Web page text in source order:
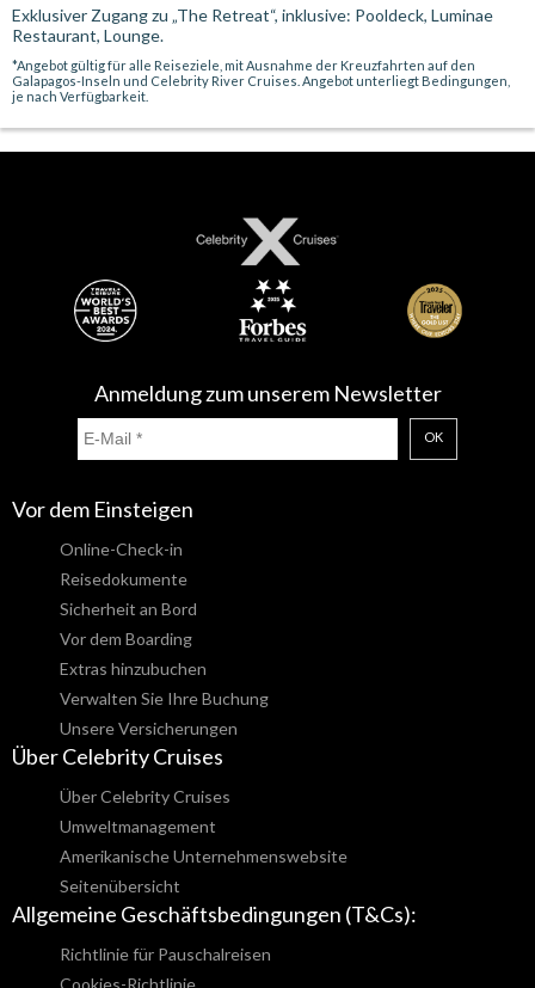
Exklusiver Zugang zu „The Retreat“, inklusive: Pooldeck, Luminae
Restaurant, Lounge.
*Angebot gültig für alle Reiseziele, mit Ausnahme der Kreuzfahrten auf den
Galapagos-Inseln und Celebrity River Cruises. Angebot unterliegt Bedingungen,
je nach Verfügbarkeit.
Anmeldung zum unserem Newsletter
OK
Vor dem Einsteigen
Online-Check-in
Reisedokumente
Sicherheit an Bord
Vor dem Boarding
Extras hinzubuchen
Verwalten Sie Ihre Buchung
Unsere Versicherungen
Über Celebrity Cruises
Über Celebrity Cruises
Umweltmanagement
Amerikanische Unternehmenswebsite
Seitenübersicht
Allgemeine Geschäftsbedingungen (T&Cs):
Richtlinie für Pauschalreisen